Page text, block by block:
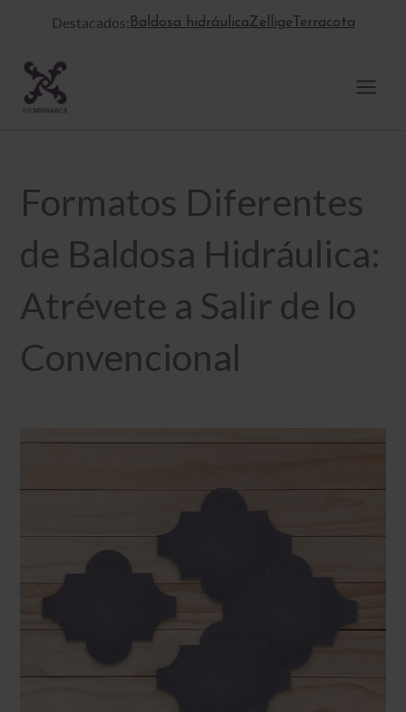
Destacados: Baldosa hidráulicaZellige Terracota
Formatos Diferentes
de Baldosa Hidráulica:
Atrévete a Salir de lo
Convencional